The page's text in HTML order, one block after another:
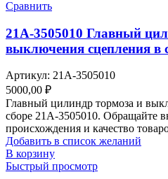
Сравнить
21А-3505010 Главный
выключения сцепления в
Артикул: 21А-3505010
5000,00 ₽
Главный цилиндр тормоза и
сборе 21А-3505010. Обращайте
происхождения и качество
Добавить в список желаний
В корзину
Быстрый просмотр